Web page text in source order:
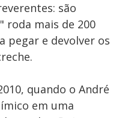
são
roda mais de 200
pegar e devolver os
quando o André
em uma